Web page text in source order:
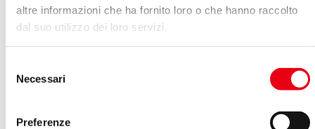
altre informazioni che ha fornito loro o che hanno raccolto
dal suo utilizzo dei loro servizi.
delNecessari
Preferenze